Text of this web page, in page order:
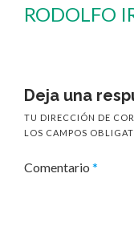
RODOLFO
Deja una
TU DIRECCIÓN DE
LOS CAMPOS
Comentario *